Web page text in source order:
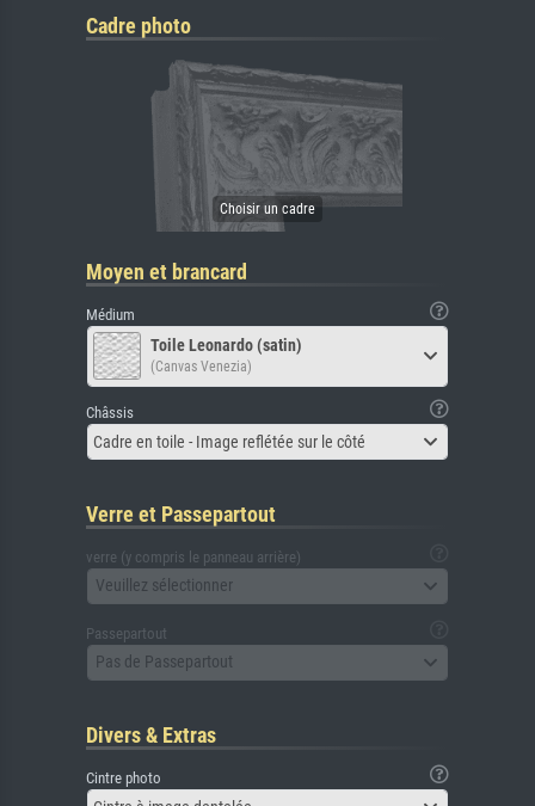
Cadre photo
Moyen et brancard
Médium
Toile Leonardo (satin)
(Canvas Venezia)
Châssis
Cadre en toile - Image reflétée sur le côté
Verre et Passepartout
verre (y compris le panneau arrière)
Veuillez sélectionner
Passepartout
Pas de Passepartout
Divers & Extras
Cintre photo